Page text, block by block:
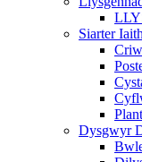
Siarter
Dysgwyr